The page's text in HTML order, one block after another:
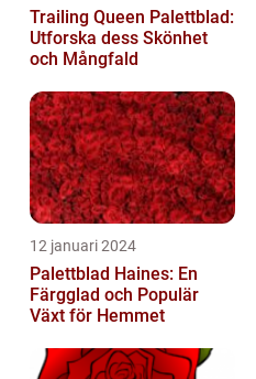
Trailing Queen Palettblad:
Utforska dess Skönhet
och Mångfald
12 januari 2024
Palettblad Haines: En
Färgglad och Populär
Växt för Hemmet